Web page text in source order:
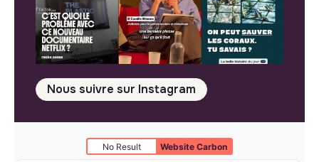
Nous suivre sur Instagram
No Result Website Carbon